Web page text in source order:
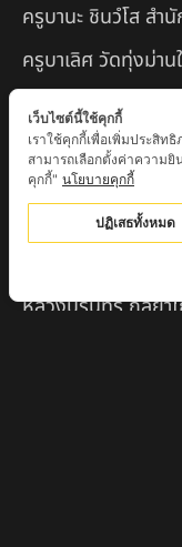
ครูบานะ ชินวํโส ส
ครูบาเลิศ วัดทุ่งม่าน
หลวงปู่หนู นรินโท
ครูบาทอง วัดก้อท่า
ครูบาตุ๊เจ้าปู่หว่าหลิ่ง
จ.เชียงใหม่
ครูบาศรี สุจิตโต บ้า
หลวงปู่รินทร์ กลฺยา
เว็บไซต์นี้ใช้คุกกี้
เราใช้คุกกี้เพื่อเพิ่มประสิ
สามารถเลือกตั้งค่าความ
คุกกี้" นโยบายคุกกี้
ปฏิเสธทั้งหมด